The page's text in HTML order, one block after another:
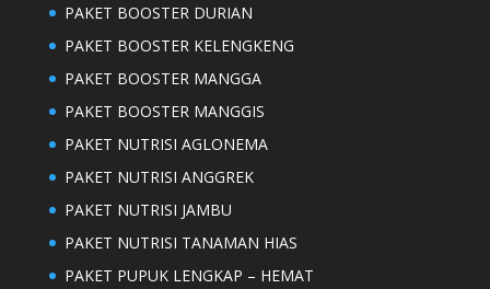
PAKET BOOSTER DURIAN
PAKET BOOSTER KELENGKENG
PAKET BOOSTER MANGGA
PAKET BOOSTER MANGGIS
PAKET NUTRISI AGLONEMA
PAKET NUTRISI ANGGREK
PAKET NUTRISI JAMBU
PAKET NUTRISI TANAMAN HIAS
PAKET PUPUK LENGKAP – HEMAT